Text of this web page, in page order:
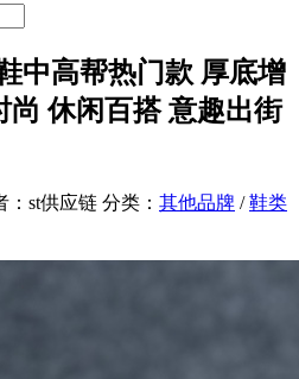
中高帮热门款 厚底增
尚 休闲百搭 意趣出街
：st供应链 分类： 其他品牌 /鞋类